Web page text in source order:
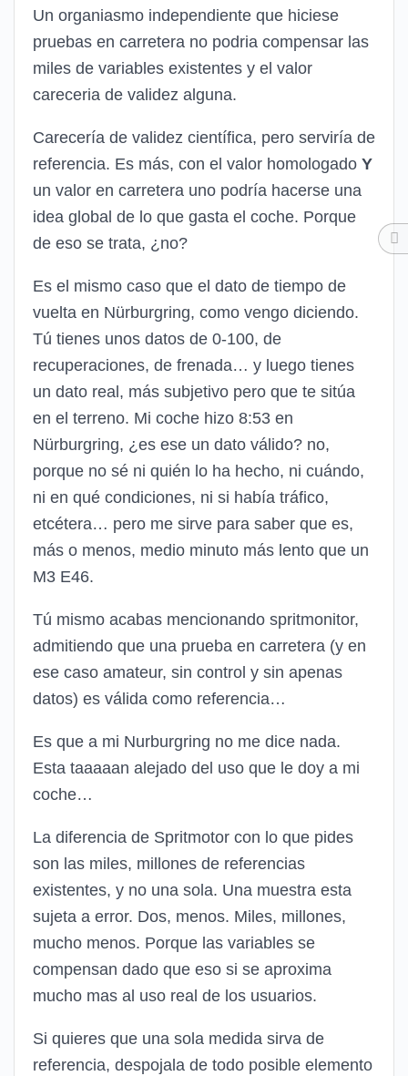
Un organiasmo independiente que hiciese
pruebas en carretera no podria compensar las
miles de variables existentes y el valor
careceria de validez alguna.
Carecería de validez científica, pero serviría de
referencia. Es más, con el valor homologado Y
un valor en carretera uno podría hacerse una
idea global de lo que gasta el coche. Porque
de eso se trata, ¿no?
Es el mismo caso que el dato de tiempo de
vuelta en Nürburgring, como vengo diciendo.
Tú tienes unos datos de 0-100, de
recuperaciones, de frenada… y luego tienes
un dato real, más subjetivo pero que te sitúa
en el terreno. Mi coche hizo 8:53 en
Nürburgring, ¿es ese un dato válido? no,
porque no sé ni quién lo ha hecho, ni cuándo,
ni en qué condiciones, ni si había tráfico,
etcétera… pero me sirve para saber que es,
más o menos, medio minuto más lento que un
M3 E46.
Tú mismo acabas mencionando spritmonitor,
admitiendo que una prueba en carretera (y en
ese caso amateur, sin control y sin apenas
datos) es válida como referencia…
Es que a mi Nurburgring no me dice nada.
Esta taaaaan alejado del uso que le doy a mi
coche…
La diferencia de Spritmotor con lo que pides
son las miles, millones de referencias
existentes, y no una sola. Una muestra esta
sujeta a error. Dos, menos. Miles, millones,
mucho menos. Porque las variables se
compensan dado que eso si se aproxima
mucho mas al uso real de los usuarios.
Si quieres que una sola medida sirva de
referencia, despojala de todo posible elemento